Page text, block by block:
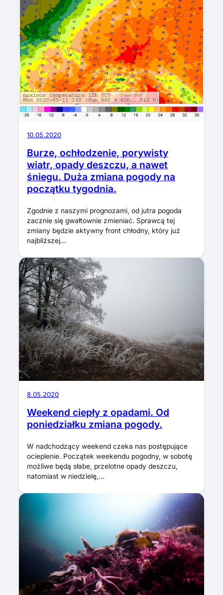
10.05.2020
Burze, ochłodzenie, porywisty
wiatr, opady deszczu, a nawet
śniegu. Duża zmiana pogody na
początku tygodnia.
Zgodnie z naszymi prognozami, od jutra pogoda
zacznie się gwałtownie zmieniać. Sprawcą tej
zmiany będzie aktywny front chłodny, który już
najbliższej…
8.05.2020
Weekend ciepły z opadami. Od
poniedziałku zmiana pogody.
W nadchodzący weekend czeka nas postępujące
ocieplenie. Początek weekendu pogodny, w sobotę
możliwe będą słabe, przelotne opady deszczu,
natomiast w niedzielę,…